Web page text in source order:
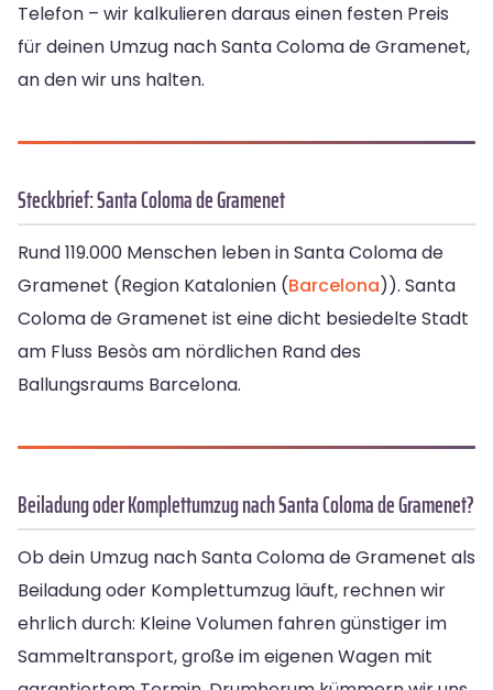
Telefon – wir kalkulieren daraus einen festen Preis
für deinen Umzug nach Santa Coloma de Gramenet,
an den wir uns halten.
Steckbrief: Santa Coloma de Gramenet
Rund 119.000 Menschen leben in Santa Coloma de
Gramenet (Region Katalonien (Barcelona)). Santa
Coloma de Gramenet ist eine dicht besiedelte Stadt
am Fluss Besòs am nördlichen Rand des
Ballungsraums Barcelona.
Beiladung oder Komplettumzug nach Santa Coloma de Gramenet?
Ob dein Umzug nach Santa Coloma de Gramenet als
Beiladung oder Komplettumzug läuft, rechnen wir
ehrlich durch: Kleine Volumen fahren günstiger im
Sammeltransport, große im eigenen Wagen mit